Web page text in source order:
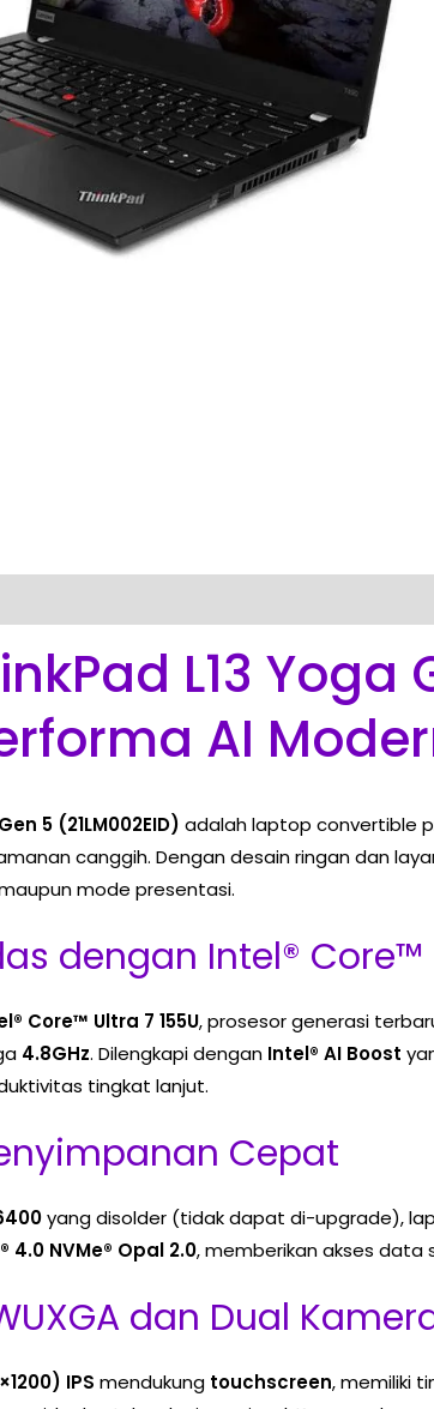
L13
AI
5 (21LM002EID) adalah laptop convertible
canggih. Dengan desain ringan dan
mode presentasi.
dengan Intel® Core™
Core™ Ultra 7 155U, prosesor generasi
4.8GHz. Dilengkapi dengan Intel® AI Boost
tingkat lanjut.
Cepat
yang disolder (tidak dapat di-upgrade),
4.0 NVMe® Opal 2.0, memberikan akses
dan Dual
IPS mendukung touchscreen, memiliki